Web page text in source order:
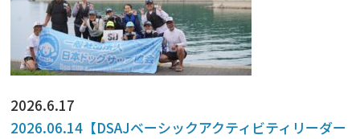
2026.6.17
2026.06.14【DSAJベーシックアクティビティリーダー